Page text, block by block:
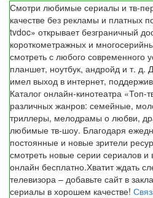
Смотри любимые сериалы и тв-
качестве без рекламы и платных
tvdoc» открывает безграничный
короткометражных и
смотреть с любого современного
планшет, ноутбук, андройд и т. д.
имел выход в интернет,
Каталог онлайн-кинотеатра «Топ-
различных жанров: семейные,
триллеры, мелодрамы о любви,
любимые тв-шоу. Благодаря
постоянные и новые зрители
смотреть новые серии сериалов и
онлайн бесплатно.Хватит ждать
телевизора – добавьте сайт в
сериалы в хорошем качестве!